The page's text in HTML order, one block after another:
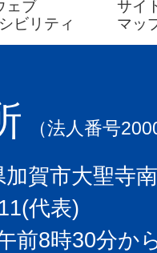
ェブ
ビリティ
サイ
マッ
（法人番号
賀市大聖寺
代表)
前8時30分か